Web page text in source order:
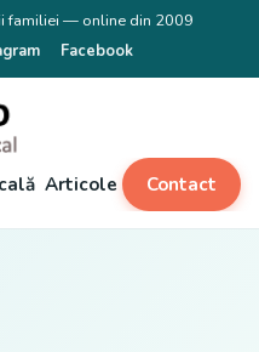
familiei — online din 2009
Facebook
Articole Contact